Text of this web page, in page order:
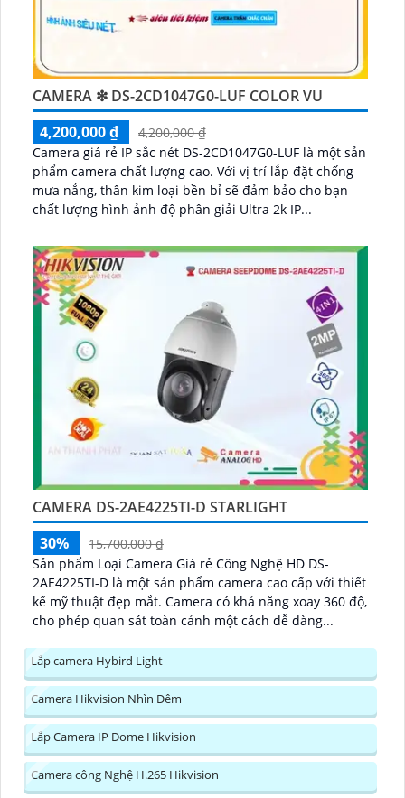
CAMERA ❇ DS-2CD1047G0-LUF COLOR VU
4,200,000 ₫
4,200,000 ₫
Camera giá rẻ IP sắc nét DS-2CD1047G0-LUF là một sản
phẩm camera chất lượng cao. Với vị trí lắp đặt chống
mưa nắng, thân kim loại bền bỉ sẽ đảm bảo cho bạn
chất lượng hình ảnh độ phân giải Ultra 2k IP...
CAMERA DS-2AE4225TI-D STARLIGHT
30%
15,700,000 ₫
Sản phẩm Loại Camera Giá rẻ Công Nghệ HD DS-
2AE4225TI-D là một sản phẩm camera cao cấp với thiết
kế mỹ thuật đẹp mắt. Camera có khả năng xoay 360 độ,
cho phép quan sát toàn cảnh một cách dễ dàng...
Lắp camera Hybird Light
Camera Hikvision Nhìn Đêm
Lắp Camera IP Dome Hikvision
Camera công Nghệ H.265 Hikvision